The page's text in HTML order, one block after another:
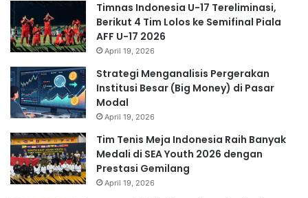
Timnas Indonesia U-17 Tereliminasi,
Berikut 4 Tim Lolos ke Semifinal Piala
AFF U-17 2026
April 19, 2026
Strategi Menganalisis Pergerakan
Institusi Besar (Big Money) di Pasar
Modal
April 19, 2026
Tim Tenis Meja Indonesia Raih Banyak
Medali di SEA Youth 2026 dengan
Prestasi Gemilang
April 19, 2026